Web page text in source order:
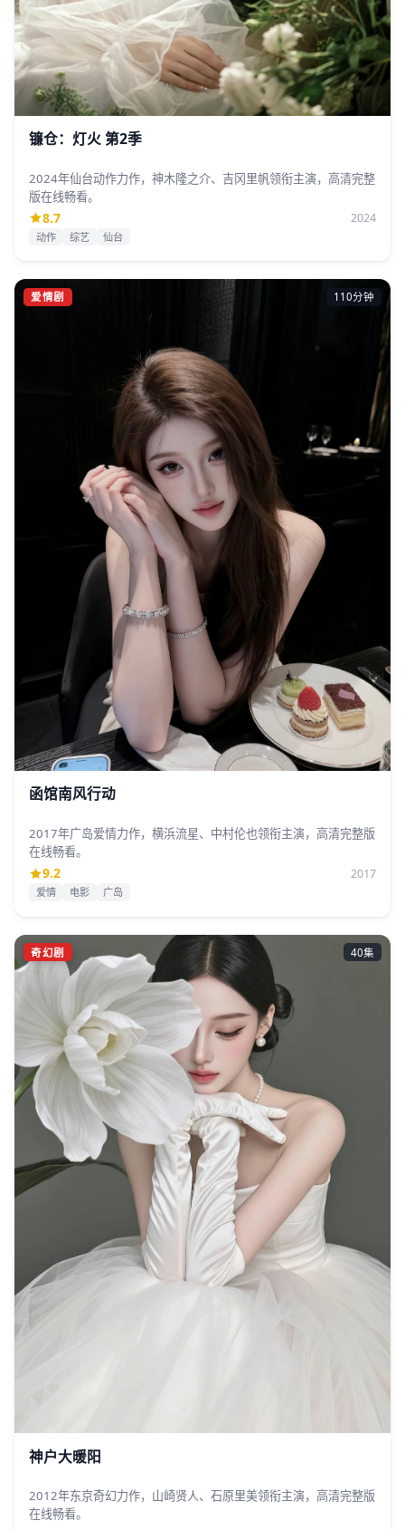
镰仓：灯火 第2季
2024年仙台动作力作，神木隆之介、吉冈里帆领衔主演，高清完整
版在线畅看。
8.7 2024
动作 综艺 仙台
爱情剧 110分钟
函馆南风行动
2017年广岛爱情力作，横浜流星、中村伦也领衔主演，高清完整版
在线畅看。
9.2 2017
爱情 电影 广岛
奇幻剧 40集
神户大暖阳
2012年东京奇幻力作，山崎贤人、石原里美领衔主演，高清完整版
在线畅看。